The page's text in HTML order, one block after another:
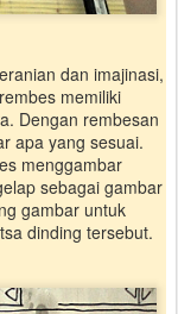
dan imajinasi,
memiliki
Dengan rembesan
apa yang sesuai.
menggambar
sebagai gambar
gambar untuk
dinding tersebut.